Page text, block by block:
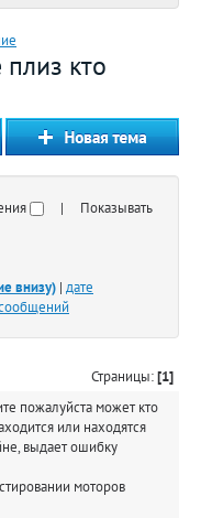
кто
| Показывать
внизу) | дате
Страницы:[1]
пожалуйста может кто
или находятся
выдает ошибку
моторов